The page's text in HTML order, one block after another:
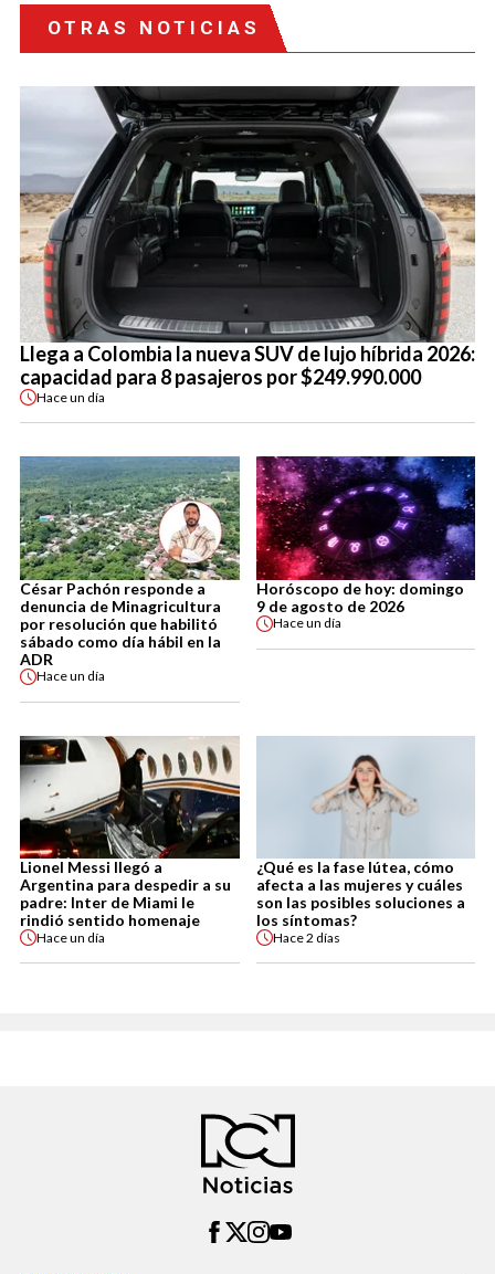
OTRAS NOTICIAS
Llega a Colombia la nueva SUV de lujo híbrida 2026:
capacidad para 8 pasajeros por $249.990.000
Haceun día
César Pachón responde a
denuncia de Minagricultura
por resolución que habilitó
sábado como día hábil en la
ADR
Haceun día
Horóscopo de hoy: domingo
9 de agosto de 2026
Haceun día
Lionel Messi llegó a
Argentina para despedir a su
padre: Inter de Miami le
rindió sentido homenaje
Haceun día
¿Qué es la fase lútea, cómo
afecta a las mujeres y cuáles
son las posibles soluciones a
los síntomas?
Hace2 días